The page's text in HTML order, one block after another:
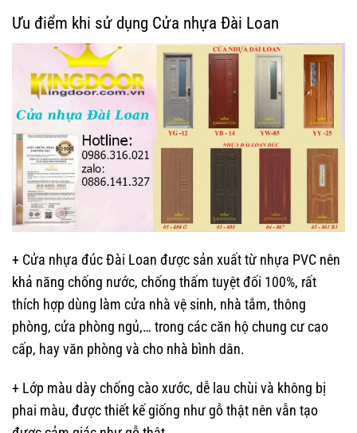
Ưu điểm khi sử dụng Cửa nhựa Đài Loan
+ Cửa nhựa đúc Đài Loan được sản xuất từ nhựa PVC nên
khả năng chống nước, chống thấm tuyệt đối 100%, rất
thích hợp dùng làm cửa nhà vệ sinh, nhà tắm, thông
phòng, cửa phòng ngủ,… trong các căn hộ chung cư cao
cấp, hay văn phòng và cho nhà bình dân.
+ Lớp màu dày chống cào xước, dễ lau chùi và không bị
phai màu, được thiết kế giống như gỗ thật nên vẫn tạo